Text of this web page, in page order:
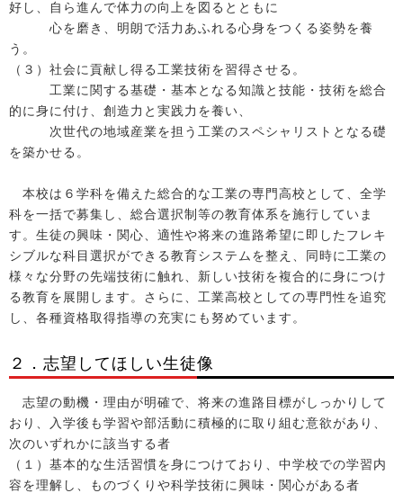
好し、自ら進んで体力の向上を図るとともに
心を磨き、明朗で活力あふれる心身をつくる姿勢を養
う。
（３）社会に貢献し得る工業技術を習得させる。
工業に関する基礎・基本となる知識と技能・技術を総合
的に身に付け、創造力と実践力を養い、
次世代の地域産業を担う工業のスペシャリストとなる礎
を築かせる。
本校は６学科を備えた総合的な工業の専門高校として、全学
科を一括で募集し、総合選択制等の教育体系を施行していま
す。生徒の興味・関心、適性や将来の進路希望に即したフレキ
シブルな科目選択ができる教育システムを整え、同時に工業の
様々な分野の先端技術に触れ、新しい技術を複合的に身につけ
る教育を展開します。さらに、工業高校としての専門性を追究
し、各種資格取得指導の充実にも努めています。
２．志望してほしい生徒像
志望の動機・理由が明確で、将来の進路目標がしっかりして
おり、入学後も学習や部活動に積極的に取り組む意欲があり、
次のいずれかに該当する者
（１）基本的な生活習慣を身につけており、中学校での学習内
容を理解し、ものづくりや科学技術に興味・関心がある者